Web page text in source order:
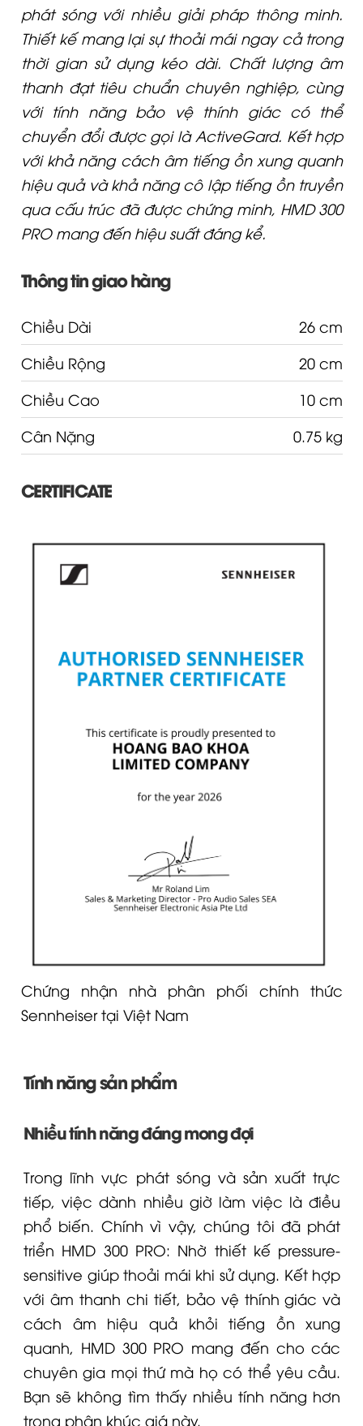
phát sóng với nhiều giải pháp thông minh.
Thiết kế mang lại sự thoải mái ngay cả trong
thời gian sử dụng kéo dài. Chất lượng âm
thanh đạt tiêu chuẩn chuyên nghiệp, cùng
với tính năng bảo vệ thính giác có thể
chuyển đổi được gọi là ActiveGard. Kết hợp
với khả năng cách âm tiếng ồn xung quanh
hiệu quả và khả năng cô lập tiếng ồn truyền
qua cấu trúc đã được chứng minh, HMD 300
PRO mang đến hiệu suất đáng kể.
Thông tin giao hàng
Chiều Dài
26 cm
Chiều Rộng
20 cm
Chiều Cao
10 cm
Cân Nặng
0.75 kg
CERTIFICATE
Chứng nhận nhà phân phối chính thức
Sennheiser tại Việt Nam
Tính năng sản phẩm
Nhiều tính năng đáng mong đợi
Trong lĩnh vực phát sóng và sản xuất trực
tiếp, việc dành nhiều giờ làm việc là điều
phổ biến. Chính vì vậy, chúng tôi đã phát
triển HMD 300 PRO: Nhờ thiết kế pressure-
sensitive giúp thoải mái khi sử dụng. Kết hợp
với âm thanh chi tiết, bảo vệ thính giác và
cách âm hiệu quả khỏi tiếng ồn xung
quanh, HMD 300PRO mang đến cho các
chuyên gia mọi thứ mà họ có thể yêu cầu.
Bạn sẽ không tìm thấy nhiều tính năng hơn
trong phân khúc giá này.